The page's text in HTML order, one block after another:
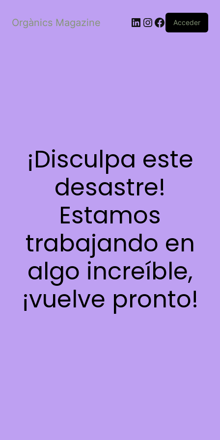
Orgànics Magazine LinkedIn
Instagram
Facebook
Acceder
¡Disculpa este
desastre!
Estamos
trabajando en
algo increíble,
¡vuelve pronto!